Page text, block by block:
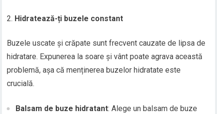
Hidratează-ți buzele constant
Buzele uscate și crăpate sunt frecvent cauzate de lipsa de
hidratare. Expunerea la soare și vânt poate agrava această
problemă, așa că menținerea buzelor hidratate este
crucială.
Balsam de buze hidratant: Alege un balsam de buze